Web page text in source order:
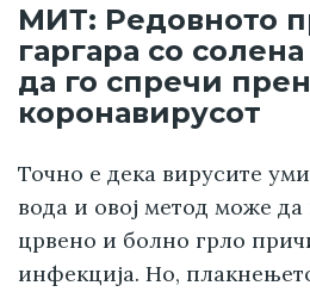
МИТ: Редовното
гаргара со
да го спречи
коронавирусот
Точно е дека вирусите
вода и овој метод може
црвено и болно грло
инфекција. Но,